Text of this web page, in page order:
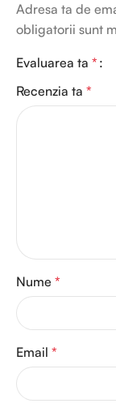
Adresa ta de
obligatorii sunt
Evaluarea ta *
Recenzia ta *
Nume *
Email *